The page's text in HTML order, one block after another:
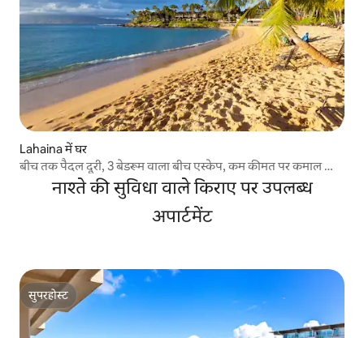
Lahaina में घर
बीच तक पैदल दूरी, 3 बेडरूम वाला बीच एस्केप, कम कीमत पर कमाल की
नाश्ते की सुविधा वाले किराए पर उपलब्ध
अपार्टमेंट
सुपरहोस्ट
सुपरहोस्ट